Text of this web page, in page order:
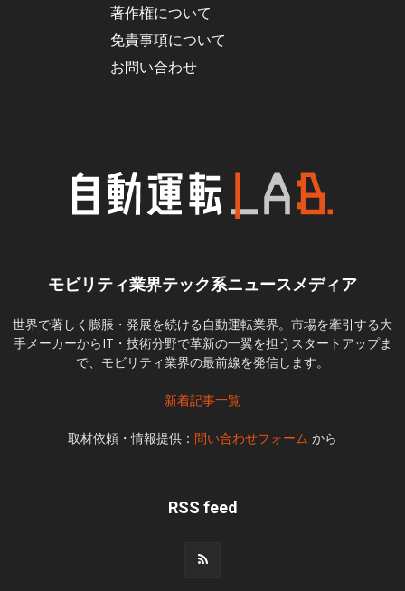
著作権について
免責事項について
お問い合わせ
モビリティ業界テック系ニュースメディア
世界で著しく膨脹・発展を続ける自動運転業界。市場を牽引する大
手メーカーからIT・技術分野で革新の一翼を担うスタートアップま
で、モビリティ業界の最前線を発信します。
新着記事一覧
取材依頼・情報提供： 問い合わせフォーム から
RSS feed